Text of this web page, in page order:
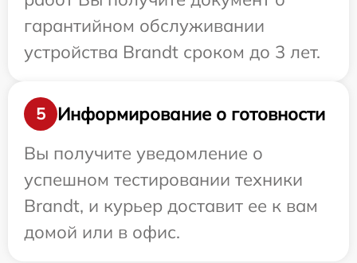
гарантийном обслуживании
устройства Brandt сроком до 3 лет.
5
Информирование о готовности
Вы получите уведомление о
успешном тестировании техники
Brandt, и курьер доставит ее к вам
домой или в офис.